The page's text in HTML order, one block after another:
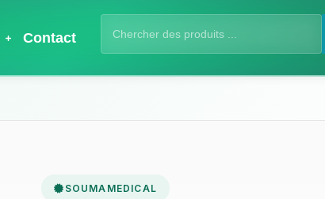
Contact
SOUMAMEDICAL